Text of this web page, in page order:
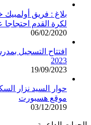
بلاغ : فريق أولمبيك
لكرة القدم
06/02/2020
2023
19/09/2023
حوار السيد نزار
موقع هسبورت
03/12/2019